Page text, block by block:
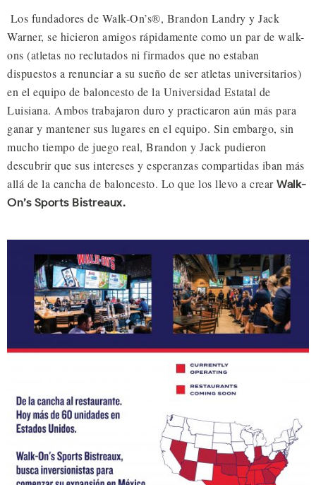
Los fundadores de Walk-On’s®, Brandon Landry y Jack
Warner, se hicieron amigos rápidamente como un par de walk-
ons (atletas no reclutados ni firmados que no estaban
dispuestos a renunciar a su sueño de ser atletas universitarios)
en el equipo de baloncesto de la Universidad Estatal de
Luisiana. Ambos trabajaron duro y practicaron aún más para
ganar y mantener sus lugares en el equipo. Sin embargo, sin
mucho tiempo de juego real, Brandon y Jack pudieron
descubrir que sus intereses y esperanzas compartidas iban más
allá de la cancha de baloncesto. Lo que los llevo a crear Walk-
On’s Sports Bistreaux.